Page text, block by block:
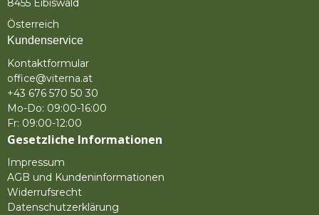
8455 Eibiswald
Österreich
Kundenservice
Kontaktformular
office@viterna.at
+43 676 570 50 30
Mo-Do: 09:00-16:00
Fr: 09:00-12:00
Gesetzliche Informationen
Impressum
AGB und Kundeninformationen
Widerrufsrecht
Datenschutzerklärung